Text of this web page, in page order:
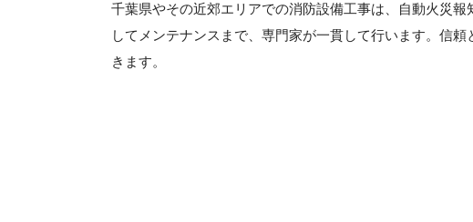
千葉県やその近郊エリアでの消防設備工事は、自動火災
してメンテナンスまで、専門家が一貫して行います。信
きます。